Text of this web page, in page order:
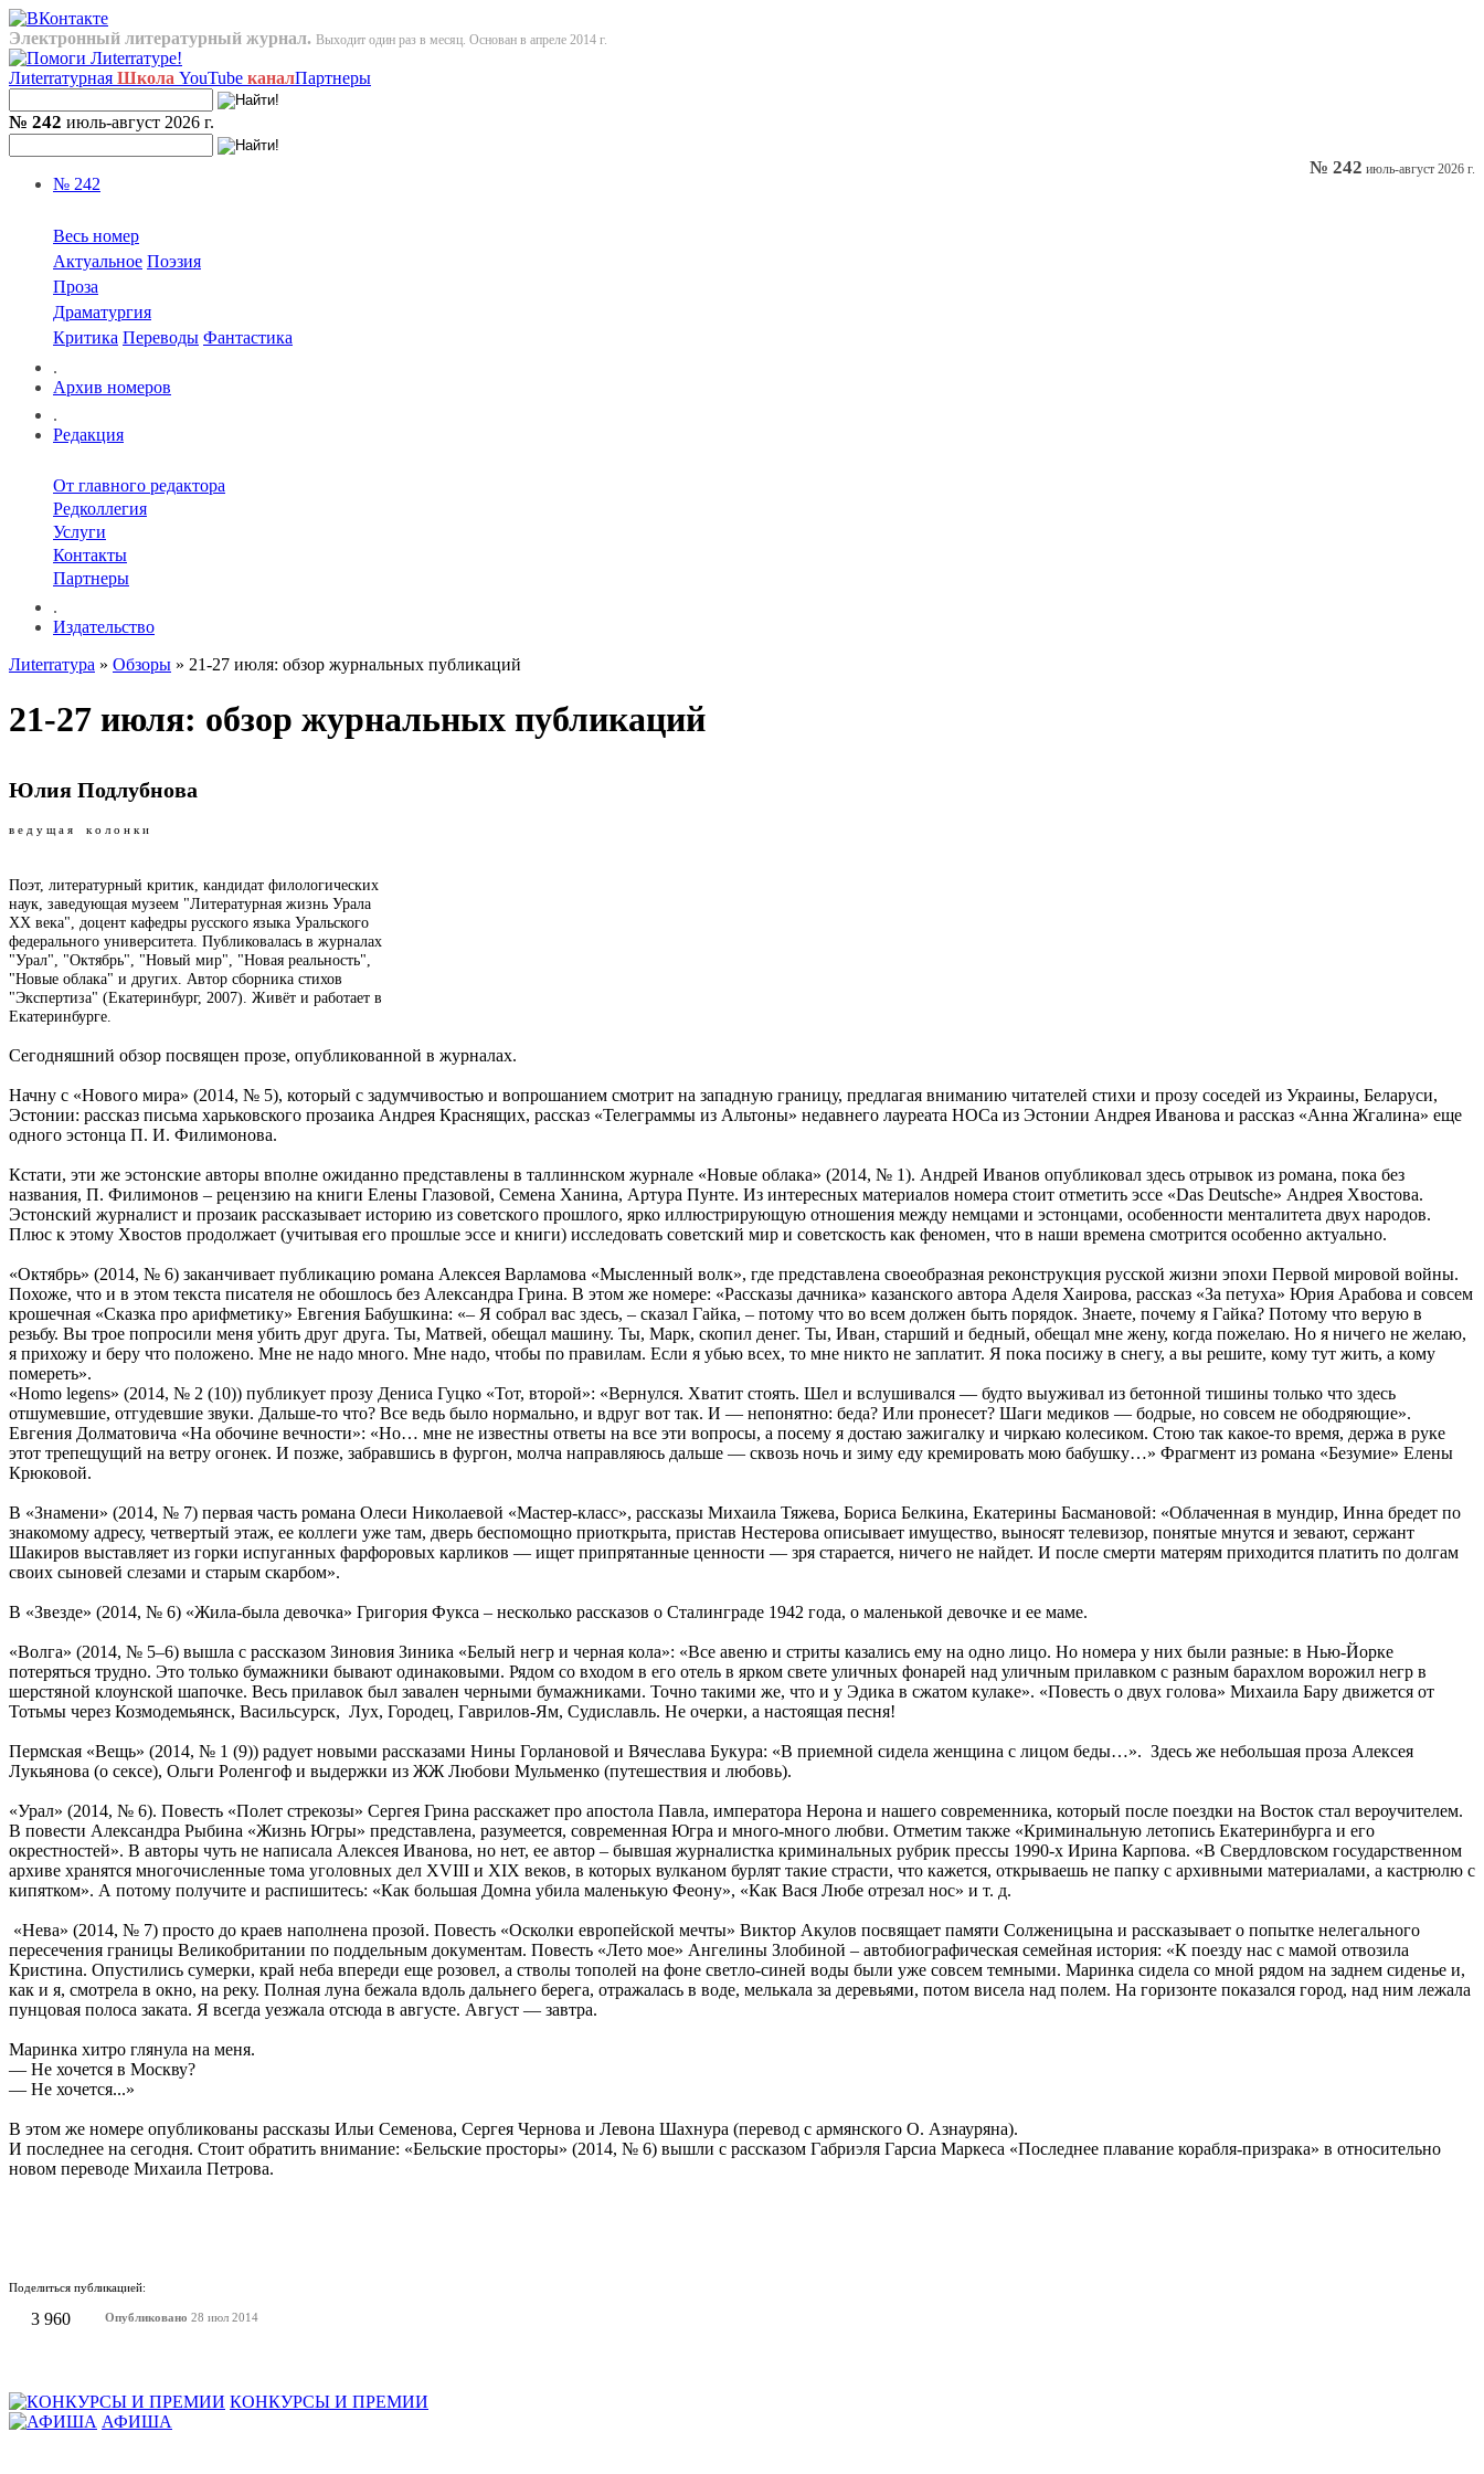
Электронный литературный журнал. Выходит один раз в месяц. Основан в апреле 2014 г.
Лиterraтурная Школа YouTube каналПартнеры
№ 242 июль-август 2026 г.
№ 242
Весь номер
Актуальное Поэзия
Проза
Драматургия
Критика Переводы Фантастика
.
Архив номеров
.
Редакция
От главного редактора
Редколлегия
Услуги
Контакты
Партнеры
.
Издательство
№ 242 июль-август 2026 г.
Лиterraтура » Обзоры » 21-27 июля: обзор журнальных публикаций
21-27 июля: обзор журнальных публикаций
Юлия Подлубнова
в е д у щ а я к о л о н к и
Поэт, литературный критик, кандидат филологических
наук, заведующая музеем "Литературная жизнь Урала
ХХ века", доцент кафедры русского языка Уральского
федерального университета. Публиковалась в журналах
"Урал", "Октябрь", "Новый мир", "Новая реальность",
"Новые облака" и других. Автор сборника стихов
"Экспертиза" (Екатеринбург, 2007). Живёт и работает в
Екатеринбурге.
Сегодняшний обзор посвящен прозе, опубликованной в журналах.
Начну с «Нового мира» (2014, № 5), который с задумчивостью и вопрошанием смотрит на западную границу, предлагая вниманию читателей стихи и прозу соседей из Украины, Беларуси,
Эстонии: рассказ письма харьковского прозаика Андрея Краснящих, рассказ «Телеграммы из Альтоны» недавнего лауреата НОСа из Эстонии Андрея Иванова и рассказ «Анна Жгалина» еще
одного эстонца П. И. Филимонова.
Кстати, эти же эстонские авторы вполне ожиданно представлены в таллиннском журнале «Новые облака» (2014, № 1). Андрей Иванов опубликовал здесь отрывок из романа, пока без
названия, П. Филимонов – рецензию на книги Елены Глазовой, Семена Ханина, Артура Пунте. Из интересных материалов номера стоит отметить эссе «Das Deutsche» Андрея Хвостова.
Эстонский журналист и прозаик рассказывает историю из советского прошлого, ярко иллюстрирующую отношения между немцами и эстонцами, особенности менталитета двух народов.
Плюс к этому Хвостов продолжает (учитывая его прошлые эссе и книги) исследовать советский мир и советскость как феномен, что в наши времена смотрится особенно актуально.
«Октябрь» (2014, № 6) заканчивает публикацию романа Алексея Варламова «Мысленный волк», где представлена своеобразная реконструкция русской жизни эпохи Первой мировой войны.
Похоже, что и в этом текста писателя не обошлось без Александра Грина. В этом же номере: «Рассказы дачника» казанского автора Аделя Хаирова, рассказ «За петуха» Юрия Арабова и совсем
крошечная «Сказка про арифметику» Евгения Бабушкина: «– Я собрал вас здесь, – сказал Гайка, – потому что во всем должен быть порядок. Знаете, почему я Гайка? Потому что верую в
резьбу. Вы трое попросили меня убить друг друга. Ты, Матвей, обещал машину. Ты, Марк, скопил денег. Ты, Иван, старший и бедный, обещал мне жену, когда пожелаю. Но я ничего не желаю,
я прихожу и беру что положено. Мне не надо много. Мне надо, чтобы по правилам. Если я убью всех, то мне никто не заплатит. Я пока посижу в снегу, а вы решите, кому тут жить, а кому
помереть».
«Homo legens» (2014, № 2 (10)) публикует прозу Дениса Гуцко «Тот, второй»: «Вернулся. Хватит стоять. Шел и вслушивался — будто выуживал из бетонной тишины только что здесь
отшумевшие, отгудевшие звуки. Дальше-то что? Все ведь было нормально, и вдруг вот так. И — непонятно: беда? Или пронесет? Шаги медиков — бодрые, но совсем не ободряющие».
Евгения Долматовича «На обочине вечности»: «Но… мне не известны ответы на все эти вопросы, а посему я достаю зажигалку и чиркаю колесиком. Стою так какое-то время, держа в руке
этот трепещущий на ветру огонек. И позже, забравшись в фургон, молча направляюсь дальше — сквозь ночь и зиму еду кремировать мою бабушку…» Фрагмент из романа «Безумие» Елены
Крюковой.
В «Знамени» (2014, № 7) первая часть романа Олеси Николаевой «Мастер-класс», рассказы Михаила Тяжева, Бориса Белкина, Екатерины Басмановой: «Облаченная в мундир, Инна бредет по
знакомому адресу, четвертый этаж, ее коллеги уже там, дверь беспомощно приоткрыта, пристав Нестерова описывает имущество, выносят телевизор, понятые мнутся и зевают, сержант
Шакиров выставляет из горки испуганных фарфоровых карликов — ищет припрятанные ценности — зря старается, ничего не найдет. И после смерти матерям приходится платить по долгам
своих сыновей слезами и старым скарбом».
В «Звезде» (2014, № 6) «Жила-была девочка» Григория Фукса – несколько рассказов о Сталинграде 1942 года, о маленькой девочке и ее маме.
«Волга» (2014, № 5–6) вышла с рассказом Зиновия Зиника «Белый негр и черная кола»: «Все авеню и стриты казались ему на одно лицо. Но номера у них были разные: в Нью-Йорке
потеряться трудно. Это только бумажники бывают одинаковыми. Рядом со входом в его отель в ярком свете уличных фонарей над уличным прилавком с разным барахлом ворожил негр в
шерстяной клоунской шапочке. Весь прилавок был завален черными бумажниками. Точно такими же, что и у Эдика в сжатом кулаке». «Повесть о двух голова» Михаила Бару движется от
Тотьмы через Козмодемьянск, Васильсурск, Лух, Городец, Гаврилов-Ям, Судиславль. Не очерки, а настоящая песня!
Пермская «Вещь» (2014, № 1 (9)) радует новыми рассказами Нины Горлановой и Вячеслава Букура: «В приемной сидела женщина с лицом беды…». Здесь же небольшая проза Алексея
Лукьянова (о сексе), Ольги Роленгоф и выдержки из ЖЖ Любови Мульменко (путешествия и любовь).
«Урал» (2014, № 6). Повесть «Полет стрекозы» Сергея Грина расскажет про апостола Павла, императора Нерона и нашего современника, который после поездки на Восток стал вероучителем.
В повести Александра Рыбина «Жизнь Югры» представлена, разумеется, современная Югра и много-много любви. Отметим также «Криминальную летопись Екатеринбурга и его
окрестностей». В авторы чуть не написала Алексея Иванова, но нет, ее автор – бывшая журналистка криминальных рубрик прессы 1990-х Ирина Карпова. «В Свердловском государственном
архиве хранятся многочисленные тома уголовных дел XVIII и XIX веков, в которых вулканом бурлят такие страсти, что кажется, открываешь не папку с архивными материалами, а кастрюлю с
кипятком». А потому получите и распишитесь: «Как большая Домна убила маленькую Феону», «Как Вася Любе отрезал нос» и т. д.
«Нева» (2014, № 7) просто до краев наполнена прозой. Повесть «Осколки европейской мечты» Виктор Акулов посвящает памяти Солженицына и рассказывает о попытке нелегального
пересечения границы Великобритании по поддельным документам. Повесть «Лето мое» Ангелины Злобиной – автобиографическая семейная история: «К поезду нас с мамой отвозила
Кристина. Опустились сумерки, край неба впереди еще розовел, а стволы тополей на фоне светло-синей воды были уже совсем темными. Маринка сидела со мной рядом на заднем сиденье и,
как и я, смотрела в окно, на реку. Полная луна бежала вдоль дальнего берега, отражалась в воде, мелькала за деревьями, потом висела над полем. На горизонте показался город, над ним лежала
пунцовая полоса заката. Я всегда уезжала отсюда в августе. Август — завтра.
Маринка хитро глянула на меня.
— Не хочется в Москву?
— Не хочется...»
В этом же номере опубликованы рассказы Ильи Семенова, Сергея Чернова и Левона Шахнура (перевод с армянского О. Азнауряна).
И последнее на сегодня. Стоит обратить внимание: «Бельские просторы» (2014, № 6) вышли с рассказом Габриэля Гарсиа Маркеса «Последнее плавание корабля-призрака» в относительно
новом переводе Михаила Петрова.
Поделиться публикацией:
3 960 Опубликовано 28 июл 2014
КОНКУРСЫ И ПРЕМИИ
АФИША